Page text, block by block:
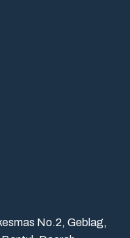
No.2, Geblag,